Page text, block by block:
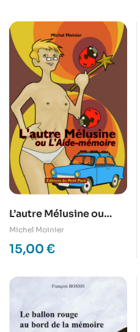
L’autre Mélusine ou
L’Aide-mémoire
Michel Moinier
15,00 €